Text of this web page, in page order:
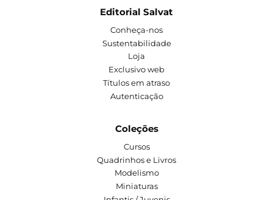
Editorial Salvat
Conheça-nos
Sustentabilidade
Loja
Exclusivo web
Títulos em atraso
Autenticação
Coleções
Cursos
Quadrinhos e Livros
Modelismo
Miniaturas